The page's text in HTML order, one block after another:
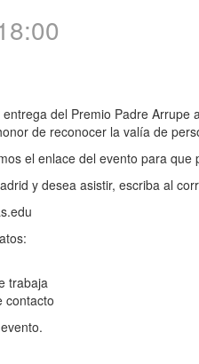
del Premio Padre
de reconocer la valía de
el enlace del evento para que
y desea asistir, escriba al
trabaja
contacto